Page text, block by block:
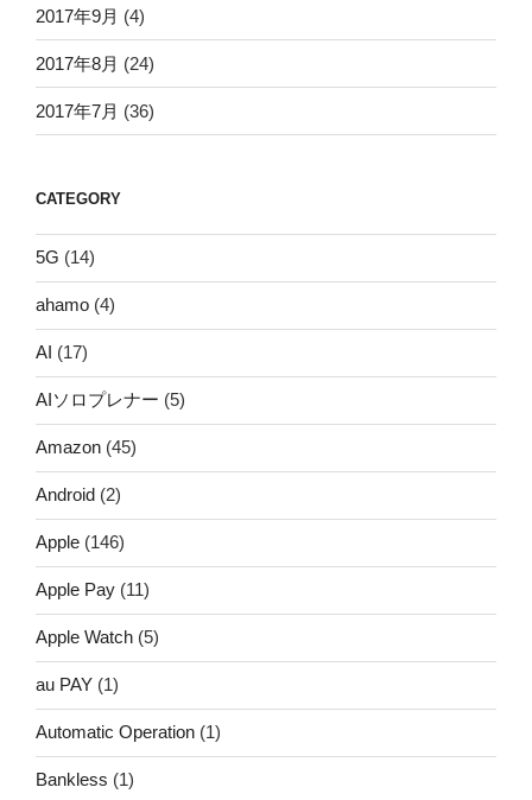
2017年9月 (4)
2017年8月 (24)
2017年7月 (36)
CATEGORY
5G (14)
ahamo (4)
AI (17)
AIソロプレナー (5)
Amazon (45)
Android (2)
Apple (146)
Apple Pay (11)
Apple Watch (5)
au PAY (1)
Automatic Operation (1)
Bankless (1)